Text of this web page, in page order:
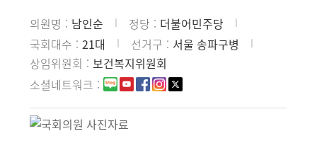
의원명 남인순 정당
더불어민주당
국회대수
21대 선거구
서울 송파구병
상임위원회
보건복지위원회
소셜네트워크